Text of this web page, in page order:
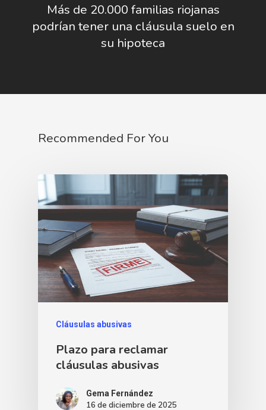
Más de 20.000 familias riojanas
podrían tener una cláusula suelo en
su hipoteca
Recommended For You
Cláusulas abusivas
Plazo para reclamar
cláusulas abusivas
Gema Fernández
16 de diciembre de 2025